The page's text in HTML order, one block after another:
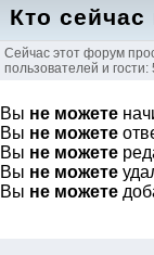
Кто
Сейчас этот форум
пользователей и гости:
Вы не можете
Вы не можете
Вы не можете
Вы не можете
Вы не можете